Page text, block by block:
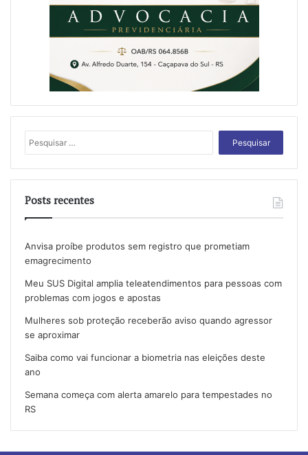
por:
Posts recentes
Anvisa proíbe produtos sem registro que prometiam
emagrecimento
Meu SUS Digital amplia teleatendimentos para pessoas com
problemas com jogos e apostas
Mulheres sob proteção receberão aviso quando agressor
se aproximar
Saiba como vai funcionar a biometria nas eleições deste
ano
Semana começa com alerta amarelo para tempestades no
RS